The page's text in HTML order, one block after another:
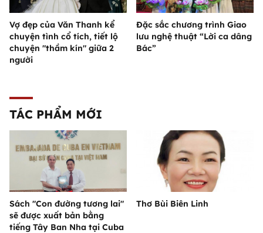
Vợ đẹp của Văn Thanh kể
chuyện tình cổ tích, tiết lộ
chuyện "thầm kín" giữa 2
người
Đặc sắc chương trình Giao
lưu nghệ thuật “Lời ca dâng
Bác”
TÁC PHẨM MỚI
Sách "Con đường tương lai"
sẽ được xuất bản bằng
tiếng Tây Ban Nha tại Cuba
Thơ Bùi Biên Linh